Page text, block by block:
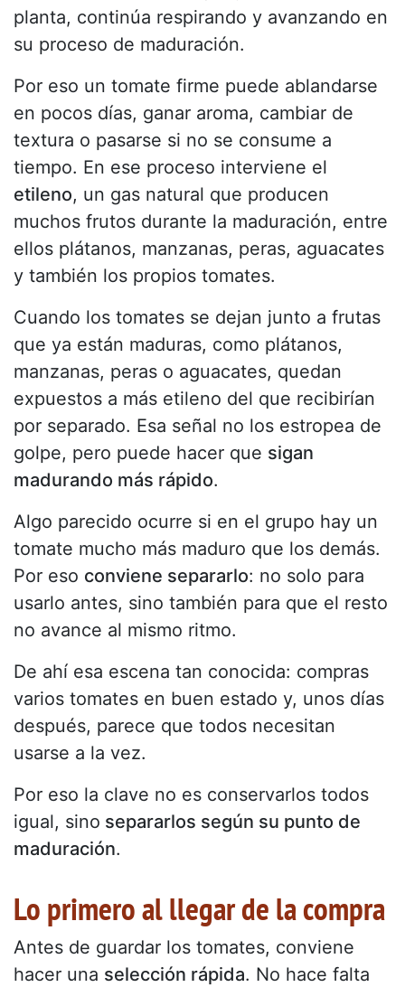
planta, continúa respirando y avanzando en
su proceso de maduración.
Por eso un tomate firme puede ablandarse
en pocos días, ganar aroma, cambiar de
textura o pasarse si no se consume a
tiempo. En ese proceso interviene el
etileno, un gas natural que producen
muchos frutos durante la maduración, entre
ellos plátanos, manzanas, peras, aguacates
y también los propios tomates.
Cuando los tomates se dejan junto a frutas
que ya están maduras, como plátanos,
manzanas, peras o aguacates, quedan
expuestos a más etileno del que recibirían
por separado. Esa señal no los estropea de
golpe, pero puede hacer que sigan
madurando más rápido.
Algo parecido ocurre si en el grupo hay un
tomate mucho más maduro que los demás.
Por eso conviene separarlo: no solo para
usarlo antes, sino también para que el resto
no avance al mismo ritmo.
De ahí esa escena tan conocida: compras
varios tomates en buen estado y, unos días
después, parece que todos necesitan
usarse a la vez.
Por eso la clave no es conservarlos todos
igual, sino separarlos según su punto de
maduración.
Lo primero al llegar de la compra
Antes de guardar los tomates, conviene
hacer una selección rápida. No hace falta